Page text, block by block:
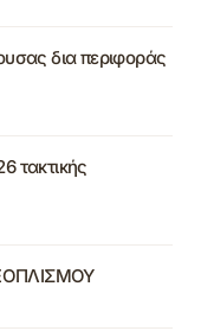
δια περιφοράς
τακτικής